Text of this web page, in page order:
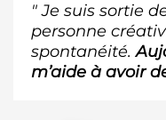
" Je suis sortie
personne
spontanéité.
m’aide à avoir